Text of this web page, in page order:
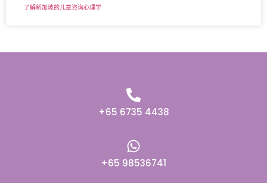
了解新加坡的儿童咨询心理学
+65 6735 4438
+65 98536741